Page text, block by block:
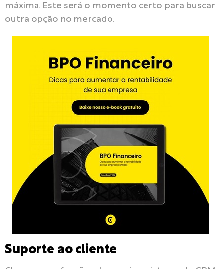
máxima. Este será o momento certo para buscar
outra opção no mercado.
Suporte ao cliente